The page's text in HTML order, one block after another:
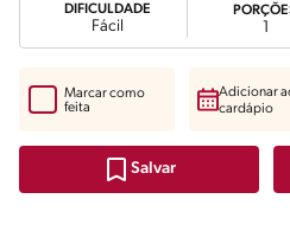
DIFICULDADE
Fácil 1
Salvar
Marcar como
feita
Adicionar
cardápio